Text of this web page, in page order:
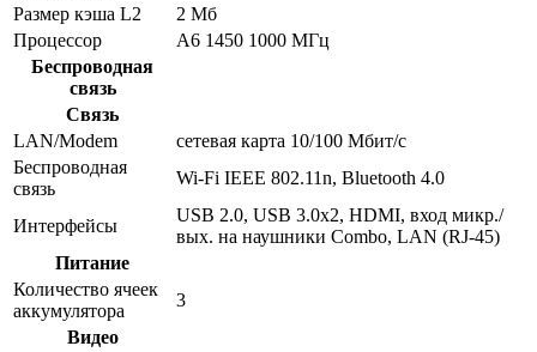
Размер кэша L2
2 Мб
Процессор
A6 1450 1000 МГц
Беспроводная
связь
Связь
LAN/Modem
сетевая карта 10/100 Мбит/c
Беспроводная
связь
Wi-Fi IEEE 802.11n, Bluetooth 4.0
Интерфейсы
USB 2.0, USB 3.0x2, HDMI, вход микр./
вых. на наушники Combo, LAN (RJ-45)
Питание
Количество ячеек
аккумулятора
3
Видео